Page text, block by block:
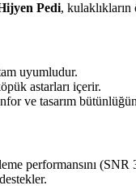
Pedi,
uyumludur.
astarları içerir.
ve tasarım
performansını